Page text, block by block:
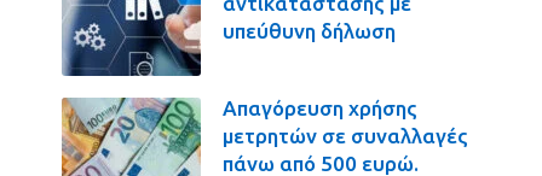
υπεύθυνη δήλωση
Απαγόρευση χρήσης
μετρητών σε συναλλαγές
πάνω από 500 ευρώ.